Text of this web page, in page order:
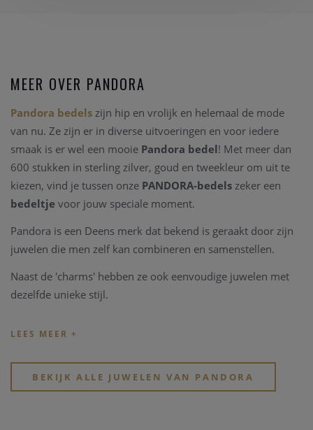
MEER OVER PANDORA
Pandora bedels zijn hip en vrolijk en helemaal de mode
van nu. Ze zijn er in diverse uitvoeringen en voor iedere
smaak is er wel een mooie Pandora bedel! Met meer dan
600 stukken in sterling zilver, goud en tweekleur om uit te
kiezen, vind je tussen onze PANDORA-bedels zeker een
bedeltje voor jouw speciale moment.
Pandora is een Deens merk dat bekend is geraakt door zijn
juwelen die men zelf kan combineren en samenstellen.
Naast de 'charms' hebben ze ook eenvoudige juwelen met
dezelfde unieke stijl.
collectie zonder rekening te houden met de bestaande
BEKIJK ALLE JUWELEN VAN PANDORA